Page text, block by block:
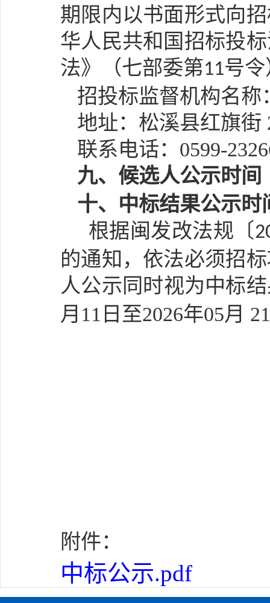
期限内以书面形式向
华人民共和国招标投
法》（七部委第11号
招投标监督机构名
地址：松溪县红旗街
联系电话： 0599-
九、候选人公示时间
十、中标结果公示时
根据闽发改法规〔
的通知，依法必须招
人公示同时视为中标
月 11 日至2026年05月 21
附件：
中标公示.pdf